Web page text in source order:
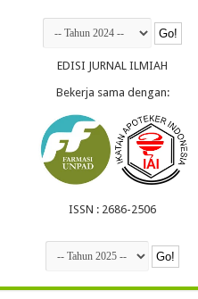
EDISI JURNAL ILMIAH
Bekerja sama dengan:
ISSN : 2686-2506